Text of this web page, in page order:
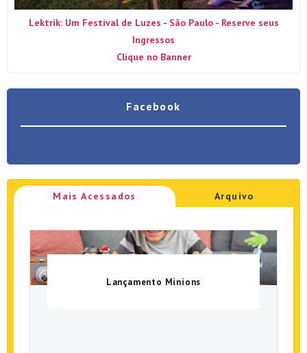
Lektrik: Um Festival de Luzes - São Paulo - Reserve seus
Ingressos
Clique no Banner
Facebook
Mais Acessados Arquivo
Lançamento Minions